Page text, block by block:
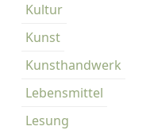
Kultur
Kunst
Kunsthandwerk
Lebensmittel
Lesung